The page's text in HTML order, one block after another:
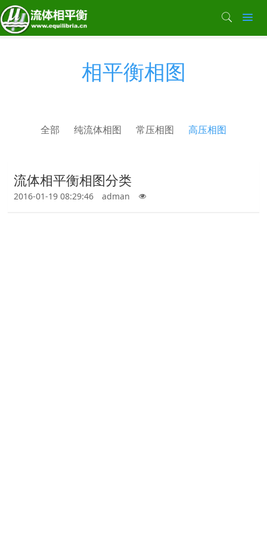
相平衡相图
全部 纯流体相图 常压相图 高压相图
流体相平衡相图分类
2016-01-19 08:29:46 adman